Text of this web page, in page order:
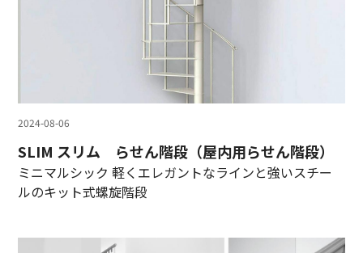
2024-08-06
SLIM スリム らせん階段（屋内用らせん階段）
ミニマルシック 軽くエレガントなラインと強いスチー
ルのキット式螺旋階段